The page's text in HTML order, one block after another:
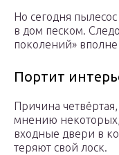
Но сегодня
в дом песком.
поколений»
Портит
Причина
мнению
входные двери в
теряют свой лоск.